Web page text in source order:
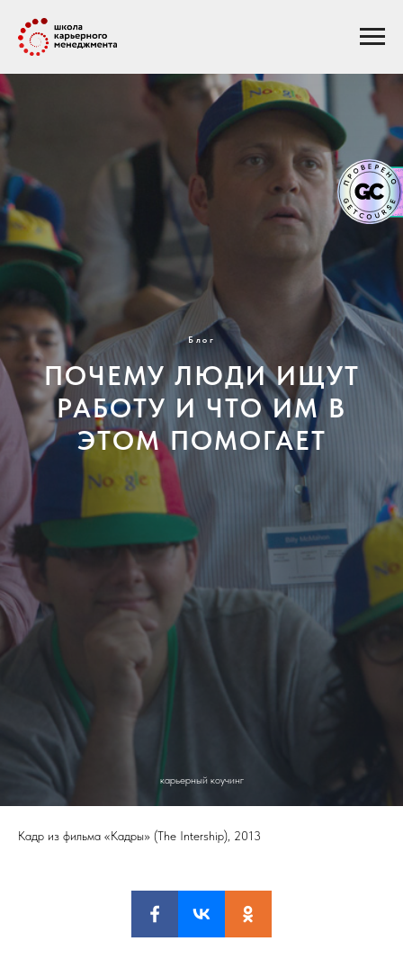
Блог
ПОЧЕМУ ЛЮДИ ИЩУТ
РАБОТУ И ЧТО ИМ В
ЭТОМ ПОМОГАЕТ
карьерный коучинг
Кадр из фильма «Кадры» (The Intership), 2013